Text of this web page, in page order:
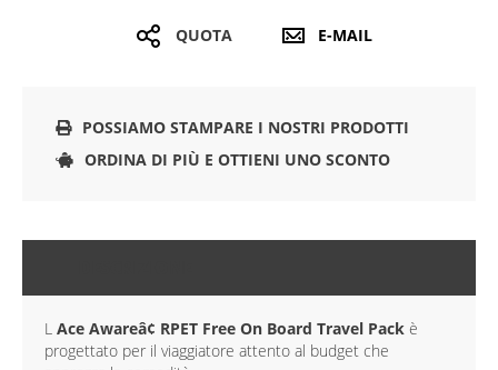
QUOTA E-MAIL
POSSIAMO STAMPARE I NOSTRI PRODOTTI
ORDINA DI PIÙ E OTTIENI UNO SCONTO
L Ace Awareâ¢ RPET Free On Board Travel Pack è
progettato per il viaggiatore attento al budget che